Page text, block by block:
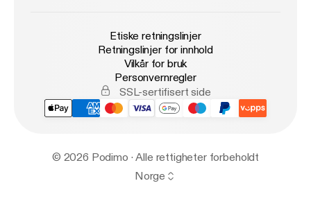
Etiske retningslinjer
Retningslinjer for innhold
Vilkår for bruk
Personvernregler
SSL-sertifisert side
© 2026 Podimo · Alle rettigheter forbeholdt
Norge